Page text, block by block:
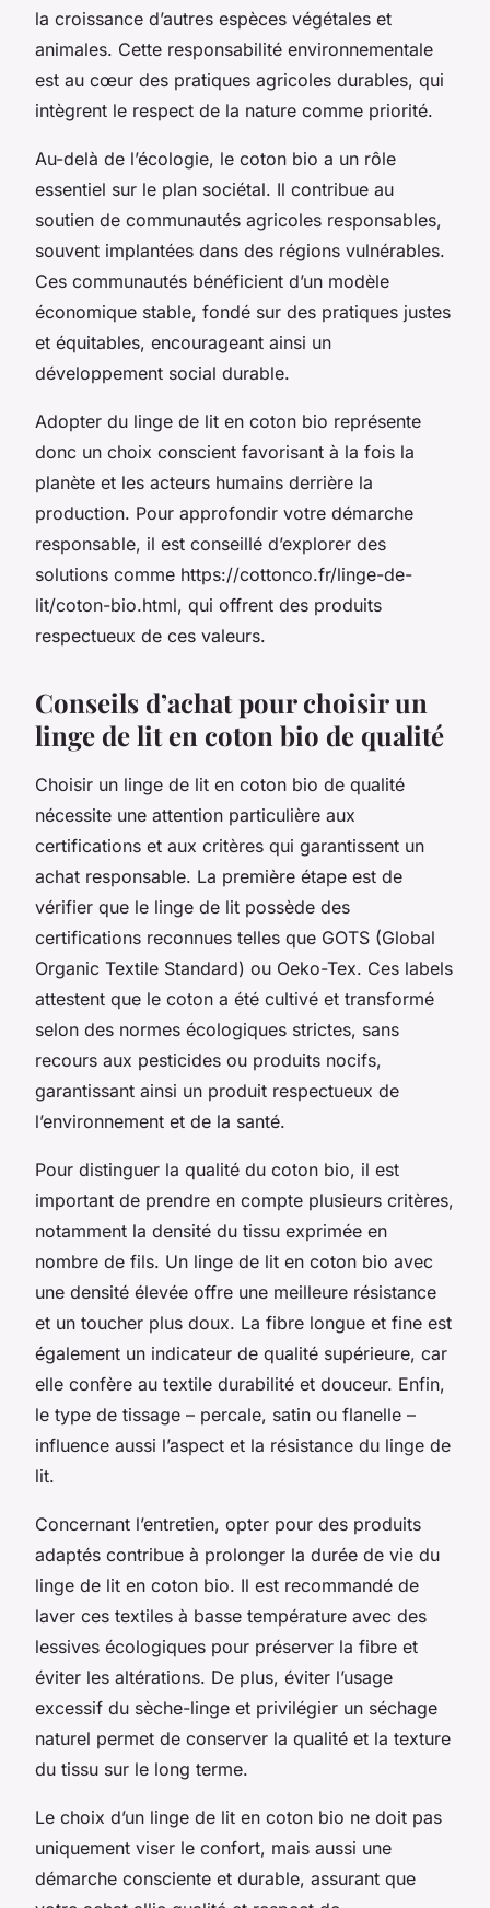
la croissance d’autres espèces végétales et
animales. Cette responsabilité environnementale
est au cœur des pratiques agricoles durables, qui
intègrent le respect de la nature comme priorité.
Au-delà de l’écologie, le coton bio a un rôle
essentiel sur le plan sociétal. Il contribue au
soutien de communautés agricoles responsables,
souvent implantées dans des régions vulnérables.
Ces communautés bénéficient d’un modèle
économique stable, fondé sur des pratiques justes
et équitables, encourageant ainsi un
développement social durable.
Adopter du linge de lit en coton bio représente
donc un choix conscient favorisant à la fois la
planète et les acteurs humains derrière la
production. Pour approfondir votre démarche
responsable, il est conseillé d’explorer des
solutions comme https://cottonco.fr/linge-de-
lit/coton-bio.html, qui offrent des produits
respectueux de ces valeurs.
Conseils d’achat pour choisir un
linge de lit en coton bio de qualité
Choisir un linge de lit en coton bio de qualité
nécessite une attention particulière aux
certifications et aux critères qui garantissent un
achat responsable. La première étape est de
vérifier que le linge de lit possède des
certifications reconnues telles que GOTS (Global
Organic Textile Standard) ou Oeko-Tex. Ces labels
attestent que le coton a été cultivé et transformé
selon des normes écologiques strictes, sans
recours aux pesticides ou produits nocifs,
garantissant ainsi un produit respectueux de
l’environnement et de la santé.
Pour distinguer la qualité du coton bio, il est
important de prendre en compte plusieurs critères,
notamment la densité du tissu exprimée en
nombre de fils. Un linge de lit en coton bio avec
une densité élevée offre une meilleure résistance
et un toucher plus doux. La fibre longue et fine est
également un indicateur de qualité supérieure, car
elle confère au textile durabilité et douceur. Enfin,
le type de tissage – percale, satin ou flanelle –
influence aussi l’aspect et la résistance du linge de
lit.
Concernant l’entretien, opter pour des produits
adaptés contribue à prolonger la durée de vie du
linge de lit en coton bio. Il est recommandé de
laver ces textiles à basse température avec des
lessives écologiques pour préserver la fibre et
éviter les altérations. De plus, éviter l’usage
excessif du sèche-linge et privilégier un séchage
naturel permet de conserver la qualité et la texture
du tissu sur le long terme.
Le choix d’un linge de lit en coton bio ne doit pas
uniquement viser le confort, mais aussi une
démarche consciente et durable, assurant que